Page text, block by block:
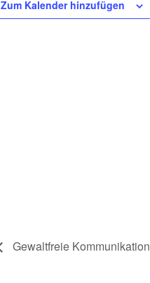
Zum Kalender hinzufügen
Gewaltfreie Kommunikation